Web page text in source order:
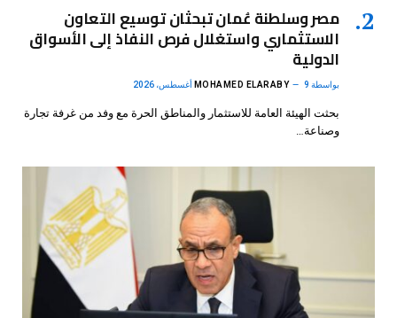
مصر وسلطنة عُمان تبحثان توسيع التعاون
الاستثماري واستغلال فرص النفاذ إلى الأسواق
الدولية
بواسطة MOHAMED ELARABY 9 أغسطس، 2026
بحثت الهيئة العامة للاستثمار والمناطق الحرة مع وفد من غرفة تجارة
وصناعة…